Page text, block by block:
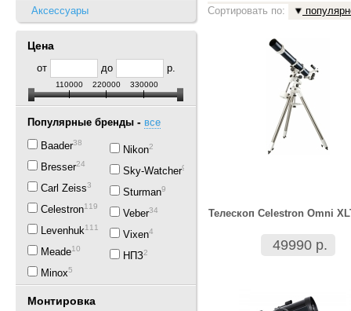
Аксессуары
Цена
от до р.
110000 220000 330000
Популярные бренды - все
Baader38
Bresser24
Carl Zeiss3
Celestron119
Levenhuk111
Meade10
Minox5
Nikon2
Sky-Watcher92
Sturman9
Veber34
Vixen4
НПЗ2
Монтировка
Сортировать по:
Телескоп Celestron Omni
49990 р.